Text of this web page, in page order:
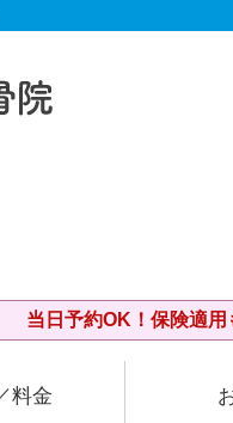
当日予約OK！保険適
料金